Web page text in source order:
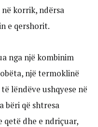
korrik, ndërsa
e qershorit.
nga një kombinim
një termoklinë
lëndëve ushqyese në
bëri që shtresa
qetë dhe e ndriçuar,